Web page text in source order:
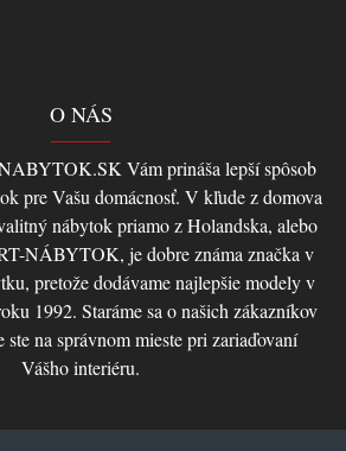
O NÁS
Vám prináša lepší spôsob
pre Vašu domácnosť. V kľude z domova
nábytok priamo z Holandska, alebo
NÁBYTOK, je dobre známa značka v
pretože dodávame najlepšie modely v
1992. Staráme sa o našich zákazníkov
ste na správnom mieste pri zariaďovaní
Vášho interiéru.